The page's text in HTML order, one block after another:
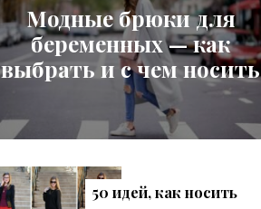
Модные брюки для
беременных — как
выбрать и с чем носить
50 идей, как носить